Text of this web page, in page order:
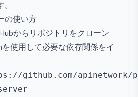
の使い方
からリポジトリをクローン
を使用して必要な依存関係をイ
github.com/apinetwork/